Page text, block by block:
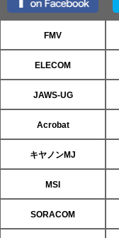
FMV
ELECOM
JAWS-UG
Acrobat
キヤノンMJ
MSI
SORACOM